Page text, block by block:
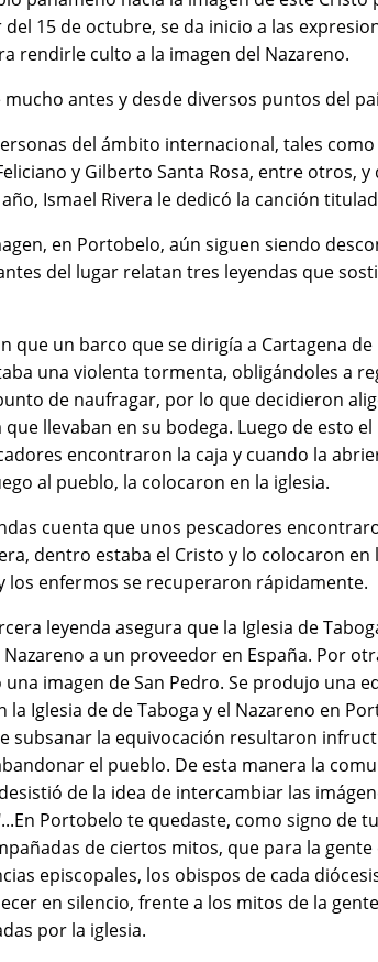
15 de octubre, se da inicio a las
rendirle culto a la imagen del Nazareno.
antes y desde diversos puntos del
del ámbito internacional, tales como
y Gilberto Santa Rosa, entre otros,
Ismael Rivera le dedicó la canción
en Portobelo, aún siguen siendo
del lugar relatan tres leyendas que
que un barco que se dirigía a Cartagena de
una violenta tormenta, obligándoles a
de naufragar, por lo que decidieron
llevaban en su bodega. Luego de esto
encontraron la caja y cuando la
al pueblo, la colocaron en la iglesia.
cuenta que unos pescadores
dentro estaba el Cristo y lo colocaron en
los enfermos se recuperaron rápidamente.
leyenda asegura que la Iglesia de
a un proveedor en España. Por
imagen de San Pedro. Se produjo una
Iglesia de de Taboga y el Nazareno en
subsanar la equivocación resultaron
el pueblo. De esta manera la
de la idea de intercambiar las
Portobelo te quedaste, como signo de
de ciertos mitos, que para la
episcopales, los obispos de cada
en silencio, frente a los mitos de la
por la iglesia.